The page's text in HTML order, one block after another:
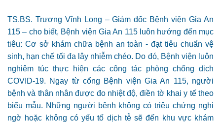
TS.BS. Trương Vĩnh Long – Giám đốc Bệnh viện Gia An
115 – cho biết, Bệnh viện Gia An 115 luôn hướng đến mục
tiêu: Cơ sở khám chữa bệnh an toàn - đạt tiêu chuẩn vệ
sinh, hạn chế tối đa lây nhiễm chéo. Do đó, Bệnh viện luôn
nghiêm túc thực hiện các công tác phòng chống dịch
COVID-19. Ngay từ cổng Bệnh viện Gia An 115, người
bệnh và thân nhân được đo nhiệt độ, điền tờ khai y tế theo
biểu mẫu. Những người bệnh không có triệu chứng nghi
ngờ hoặc không có yếu tố dịch tễ sẽ đến khu vực khám